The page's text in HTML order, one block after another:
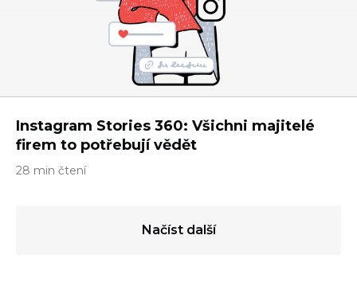
Instagram Stories 360: Všichni majitelé
firem to potřebují vědět
28 min čtení
Načíst další